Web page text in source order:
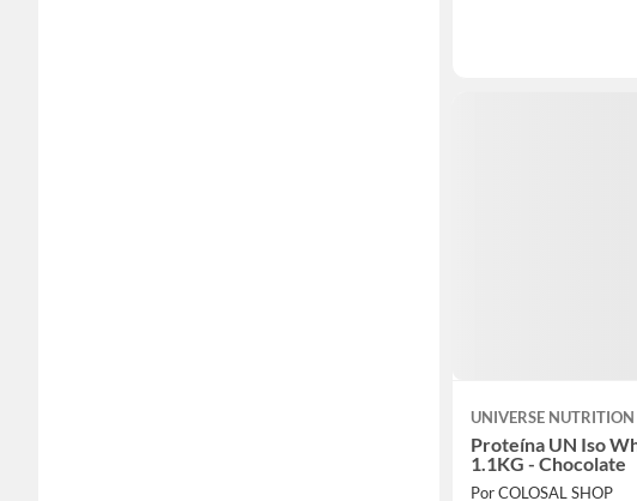
UNIVERSE NUTRITION
Proteína UN Iso
1.1KG - Chocolate
Por COLOSAL SHOP